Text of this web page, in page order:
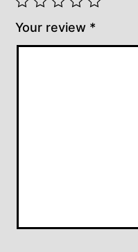
Your review *